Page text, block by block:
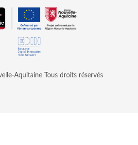
Aquitaine Tous droits réservés